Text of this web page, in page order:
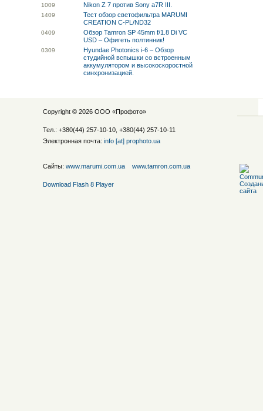
1009 Nikon Z 7 против Sony a7R III.
1409
Тест обзор светофильтра MARUMI
CREATION C-PL/ND32
0409
Обзор Tamron SP 45mm f/1.8 Di VC
USD – Офигеть полтинник!
0309
Hyundae Photonics i-6 – Обзор
студийной вспышки со встроенным
аккумулятором и высокоскоростной
синхронизацией.
Copyright © 2026 ООО «Профото»
Тел.: +380(44) 257-10-10, +380(44) 257-10-11
Электронная почта: info [at] prophoto.ua
Сайты: www.marumi.com.ua www.tamron.com.ua
Download Flash 8 Player